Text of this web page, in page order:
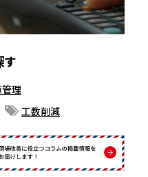
す
理
工数削減